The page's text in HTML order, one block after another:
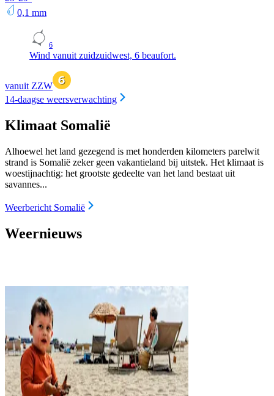
0,1 mm
6
Wind vanuit zuidzuidwest, 6 beaufort.
vanuit ZZW
14-daagse weersverwachting
Klimaat Somalië
Alhoewel het land gezegend is met honderden kilometers parelwit
strand is Somalië zeker geen vakantieland bij uitstek. Het klimaat is
woestijnachtig: het grootste gedeelte van het land bestaat uit
savannes...
Weerbericht Somalië
Weernieuws